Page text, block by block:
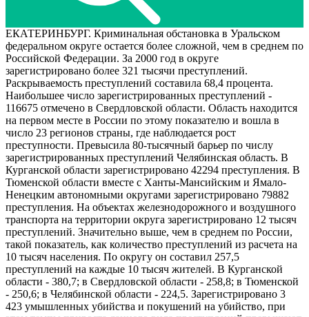
ЕКАТЕРИНБУРГ. Криминальная обстановка в Уральском
федеральном округе остается более сложной, чем в среднем по
Российской Федерации. За 2000 год в округе
зарегистрировано более 321 тысячи преступлений.
Раскрываемость преступлений составила 68,4 процента.
Наибольшее число зарегистрированных преступлений -
116675 отмечено в Свердловской области. Область находится
на первом месте в России по этому показателю и вошла в
число 23 регионов страны, где наблюдается рост
преступности. Превысила 80-тысячный барьер по числу
зарегистрированных преступлений Челябинская область. В
Курганской области зарегистрировано 42294 преступления. В
Тюменской области вместе с Ханты-Мансийским и Ямало-
Ненецким автономными округами зарегистрировано 79882
преступления. На объектах железнодорожного и воздушного
транспорта на территории округа зарегистрировано 12 тысяч
преступлений. Значительно выше, чем в среднем по России,
такой показатель, как количество преступлений из расчета на
10 тысяч населения. По округу он составил 257,5
преступлений на каждые 10 тысяч жителей. В Курганской
области - 380,7; в Свердловской области - 258,8; в Тюменской
- 250,6; в Челябинской области - 224,5. Зарегистрировано 3
423 умышленных убийства и покушений на убийство, при